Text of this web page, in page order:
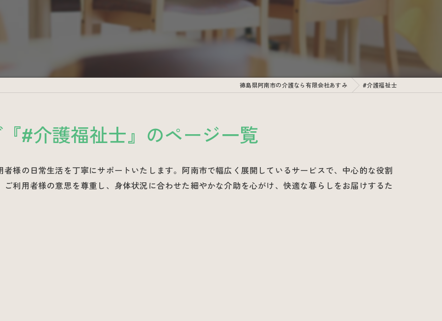
徳島県阿南市の介護なら有限会社あすみ #介護福祉士
#介護福祉士』のページ一覧
様の日常生活を丁寧にサポートいたします。阿南市で幅広く展開しているサービスで、中心的な役割
利用者様の意思を尊重し、身体状況に合わせた細やかな介助を心がけ、快適な暮らしをお届けするた